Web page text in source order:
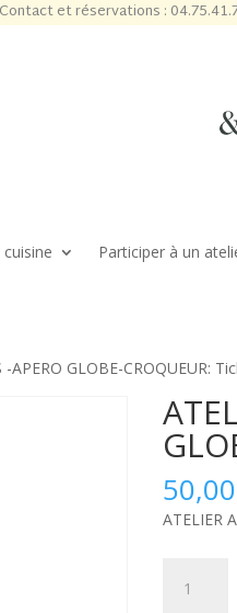
Contact et réservations :
Participer à un
APERO GLOBE-CROQUEUR:
50,00
ATELIER